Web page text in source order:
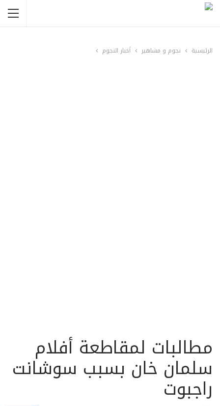
الرئيسية نجوم و مشاهير أخبار النجوم
مطالبات لمقاطعة أفلام
سلمان خان بسبب سوشانت
راجبوت